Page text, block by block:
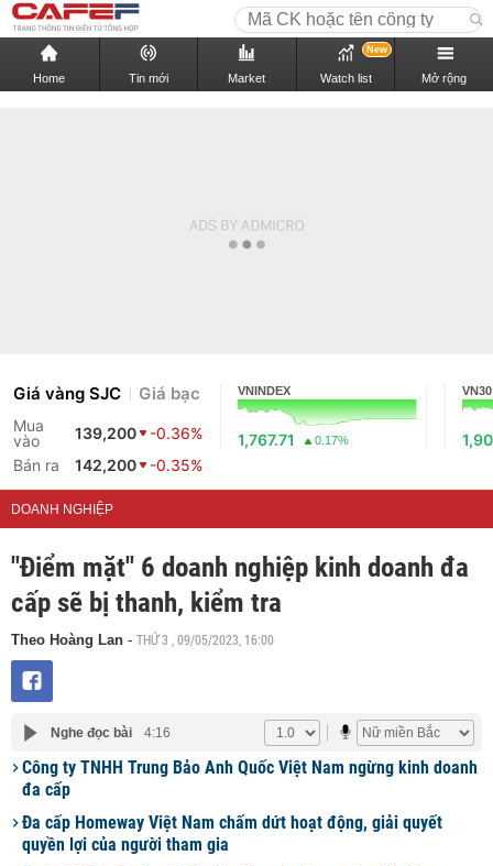
Home Tin mới Market Watch list
New
Mở rộng
Giá vàng SJC Giá bạc
Mua
vào
139,200
-0.36%
Bán ra
142,200 -0.35%
VNINDEX
1,767.71 0.17%
VN30
DOANH NGHIỆP
"Điểm mặt" 6 doanh nghiệp kinh doanh đa
cấp sẽ bị thanh, kiểm tra
Theo Hoàng Lan - THỨ 3 , 09/05/2023, 16:00
Nghe đọc bài 4:16
Công ty TNHH Trung Bảo Anh Quốc Việt Nam ngừng kinh doanh
đa cấp
Đa cấp Homeway Việt Nam chấm dứt hoạt động, giải quyết
quyền lợi của người tham gia